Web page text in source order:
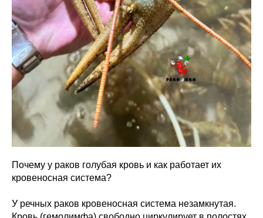
Почему у раков голубая кровь и как работает их
кровеносная система?
У речных раков кровеносная система незамкнутая.